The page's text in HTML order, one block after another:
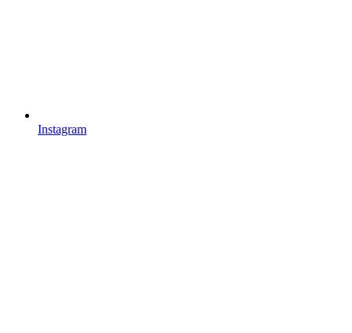
Instagram